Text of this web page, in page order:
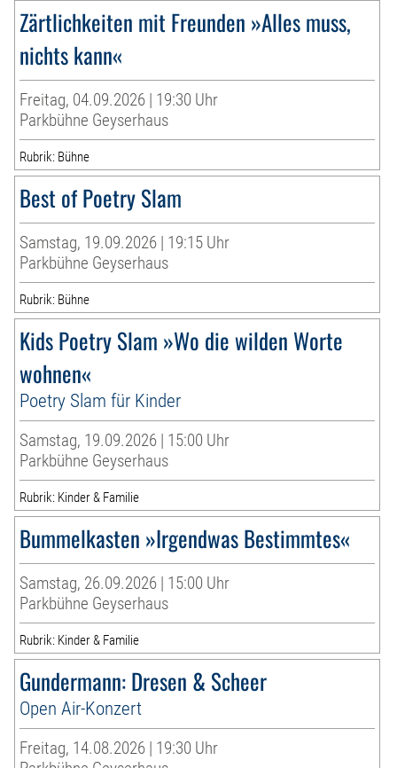
Zärtlichkeiten mit Freunden »Alles muss,
nichts kann«
Freitag, 04.09.2026 | 19:30 Uhr
Parkbühne Geyserhaus
Rubrik: Bühne
Best of Poetry Slam
Samstag, 19.09.2026 | 19:15 Uhr
Parkbühne Geyserhaus
Rubrik: Bühne
Kids Poetry Slam »Wo die wilden Worte
wohnen«
Poetry Slam für Kinder
Samstag, 19.09.2026 | 15:00 Uhr
Parkbühne Geyserhaus
Rubrik: Kinder & Familie
Bummelkasten »Irgendwas Bestimmtes«
Samstag, 26.09.2026 | 15:00 Uhr
Parkbühne Geyserhaus
Rubrik: Kinder & Familie
Gundermann: Dresen & Scheer
Open Air-Konzert
Freitag, 14.08.2026 | 19:30 Uhr